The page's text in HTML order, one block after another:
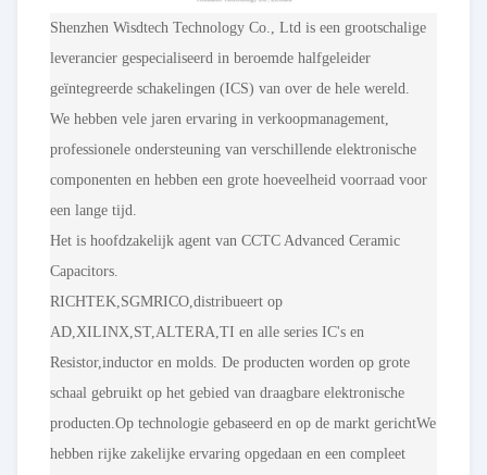
Shenzhen Wisdtech Technology Co., Ltd is een grootschalige
leverancier gespecialiseerd in beroemde halfgeleider
geïntegreerde schakelingen (ICS) van over de hele wereld.
We hebben vele jaren ervaring in verkoopmanagement,
professionele ondersteuning van verschillende elektronische
componenten en hebben een grote hoeveelheid voorraad voor
een lange tijd.
Het is hoofdzakelijk agent van CCTC Advanced Ceramic
Capacitors.
RICHTEK,SGMRICO,distribueert op
AD,XILINX,ST,ALTERA,TI en alle series IC's en
Resistor,inductor en molds. De producten worden op grote
schaal gebruikt op het gebied van draagbare elektronische
producten.Op technologie gebaseerd en op de markt gerichtWe
hebben rijke zakelijke ervaring opgedaan en een compleet